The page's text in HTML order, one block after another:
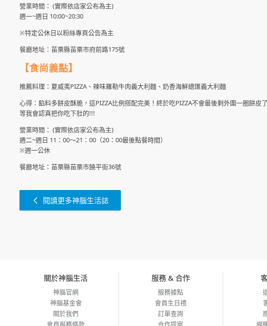
營業時間： (實際依店家公布為主)
週一~週日 10:00~20:30
※特定公休日以粉絲專頁公告為主
餐廳地址：苗栗縣苗栗市府前路175號
【食尚義點】
推薦料理：夏威夷PIZZA、辣味羅勒牛肉義大利麵、奶香海鮮總匯義大利麵
心得：餡料多餅皮酥脆，這PIZZA比例搭配完美！終於吃PIZZA不會最後剩外圍一圈餅
等我會認真把你吃下肚的!!!
營業時間： (實際依店家公布為主)
週二~週日 11：00～21：00（20：00最後點餐時間）
※週一公休
餐廳地址：苗栗縣苗栗市饒平街36號
閱讀更多神腦生活誌
關於神腦生活
神腦官網
神腦基金會
關於我們
會員服務條款
服務 & 合作
服務據點
會員生日禮
訂單查詢
合作提案
網